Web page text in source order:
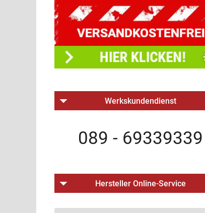
Werkskundendienst
089 - 69339339
Hersteller Online-Service